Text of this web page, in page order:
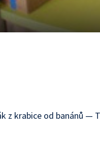
z krabice od banánů —